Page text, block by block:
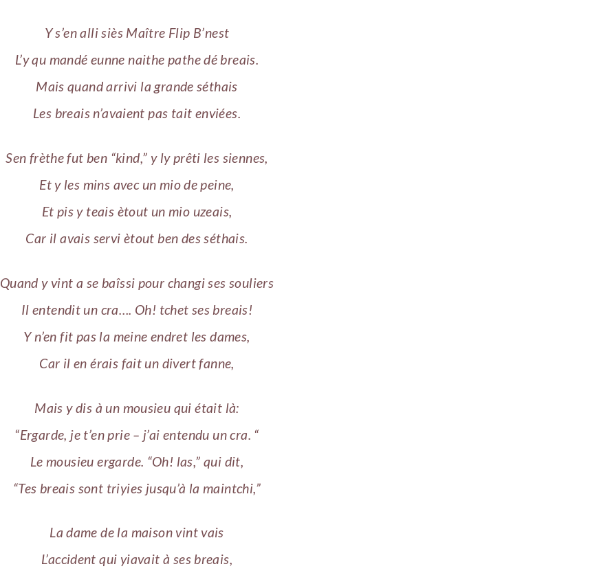
Y s’en alli siès Maître Flip B’nest
L’y qu mandé eunne naithe pathe dé breais.
Mais quand arrivi la grande séthais
Les breais n’avaient pas tait enviées.
Sen frèthe fut ben “kind,” y ly prêti les siennes,
Et y les mins avec un mio de peine,
Et pis y teais ètout un mio uzeais,
Car il avais servi ètout ben des séthais.
Quand y vint a se baîssi pour changi ses souliers
Il entendit un cra…. Oh! tchet ses breais!
Y n’en fit pas la meine endret les dames,
Car il en érais fait un divert fanne,
Mais y dis à un mousieu qui était là:
“Ergarde, je t’en prie – j’ai entendu un cra. “
Le mousieu ergarde. “Oh! las,” qui dit,
“Tes breais sont triyies jusqu’à la maintchi,”
La dame de la maison vint vais
L’accident qui yiavait à ses breais,